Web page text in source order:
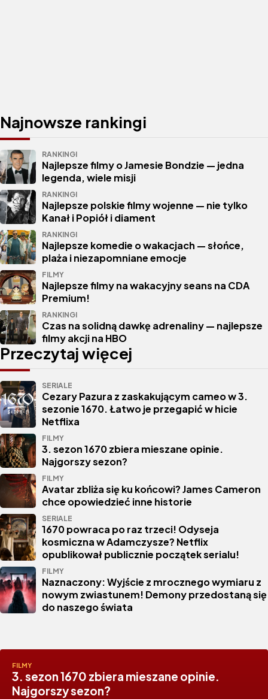
Najnowsze rankingi
RANKINGI
Najlepsze filmy o Jamesie Bondzie — jedna
legenda, wiele misji
RANKINGI
Najlepsze polskie filmy wojenne — nie tylko
Kanał i Popiół i diament
RANKINGI
Najlepsze komedie o wakacjach — słońce,
plaża i niezapomniane emocje
FILMY
Najlepsze filmy na wakacyjny seans na CDA
Premium!
RANKINGI
Czas na solidną dawkę adrenaliny — najlepsze
filmy akcji na HBO
Przeczytaj więcej
SERIALE
Cezary Pazura z zaskakującym cameo w 3.
sezonie 1670. Łatwo je przegapić w hicie
Netflixa
FILMY
3. sezon 1670 zbiera mieszane opinie.
Najgorszy sezon?
FILMY
Avatar zbliża się ku końcowi? James Cameron
chce opowiedzieć inne historie
SERIALE
1670 powraca po raz trzeci! Odyseja
kosmiczna w Adamczysze? Netflix
opublikował publicznie początek serialu!
FILMY
Naznaczony: Wyjście z mrocznego wymiaru z
nowym zwiastunem! Demony przedostaną się
do naszego świata
FILMY
3. sezon 1670 zbiera mieszane opinie.
Najgorszy sezon?